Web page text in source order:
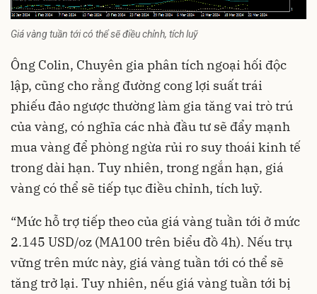
Giá vàng tuần tới có thể sẽ điều chỉnh, tích luỹ
Ông Colin, Chuyên gia phân tích ngoại hối độc
lập, cũng cho rằng đường cong lợi suất trái
phiếu đảo ngược thường làm gia tăng vai trò trú
của vàng, có nghĩa các nhà đầu tư sẽ đẩy mạnh
mua vàng để phòng ngừa rủi ro suy thoái kinh tế
trong dài hạn. Tuy nhiên, trong ngắn hạn, giá
vàng có thể sẽ tiếp tục điều chỉnh, tích luỹ.
“Mức hỗ trợ tiếp theo của giá vàng tuần tới ở mức
2.145 USD/oz (MA100 trên biểu đồ 4h). Nếu trụ
vững trên mức này, giá vàng tuần tới có thể sẽ
tăng trở lại. Tuy nhiên, nếu giá vàng tuần tới bị